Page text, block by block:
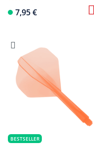
7,95 €
BESTSELLER